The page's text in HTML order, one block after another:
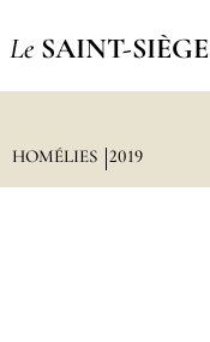
Le SAINT-SIÈGE
HOMÉLIES 2019